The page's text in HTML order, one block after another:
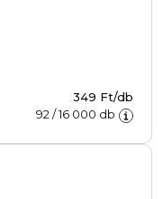
349 Ft/db
92 /16 000 db